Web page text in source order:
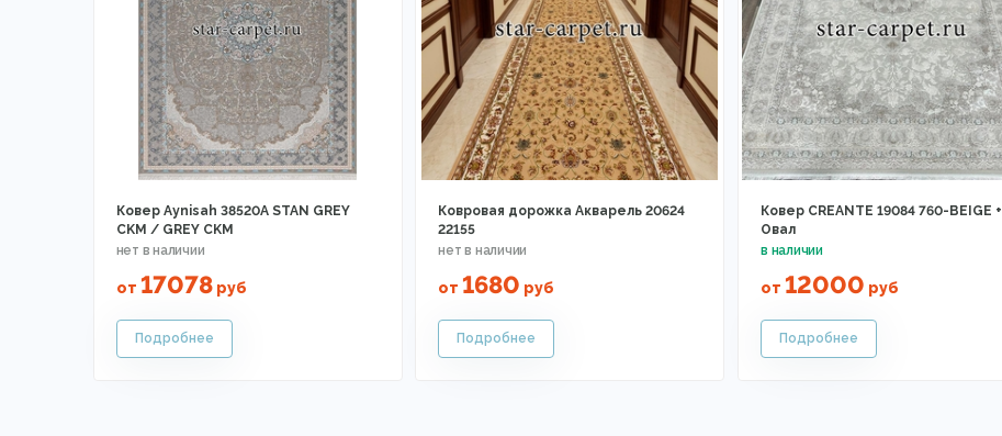
Ковер Aynisah 38520A STAN GREY
CKM / GREY CKM
от 17078руб
Ковровая дорожка Акварель 20624
22155
от 1680 руб
Ковер CREANTE 19084 760-BEIGE +
Овал
от 12000 руб